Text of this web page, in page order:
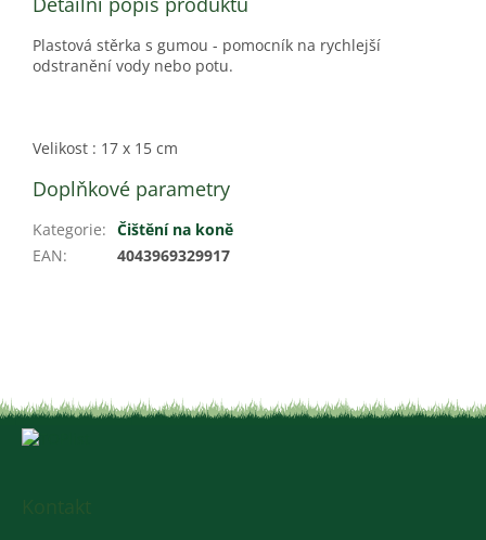
Plastová stěrka s gumou - pomocník na rychlejší
odstranění vody nebo potu.
Velikost : 17 x 15 cm
Doplňkové parametry
Kategorie: Čištění na koně
EAN: 4043969329917